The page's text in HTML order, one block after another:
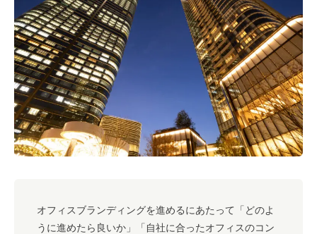
#働き方 #特集 #レイアウト #オフィス移転 #その他
#キャリア #ノウハウ #おしゃれオフィス #メリット
#こだわりオフィス #コスト #コミュニケーション
#フリーアドレス #ブランディング
オフィスブランディングを進めるにあたって「どのよ
うに進めたら良いか」「自社に合ったオフィスのコン